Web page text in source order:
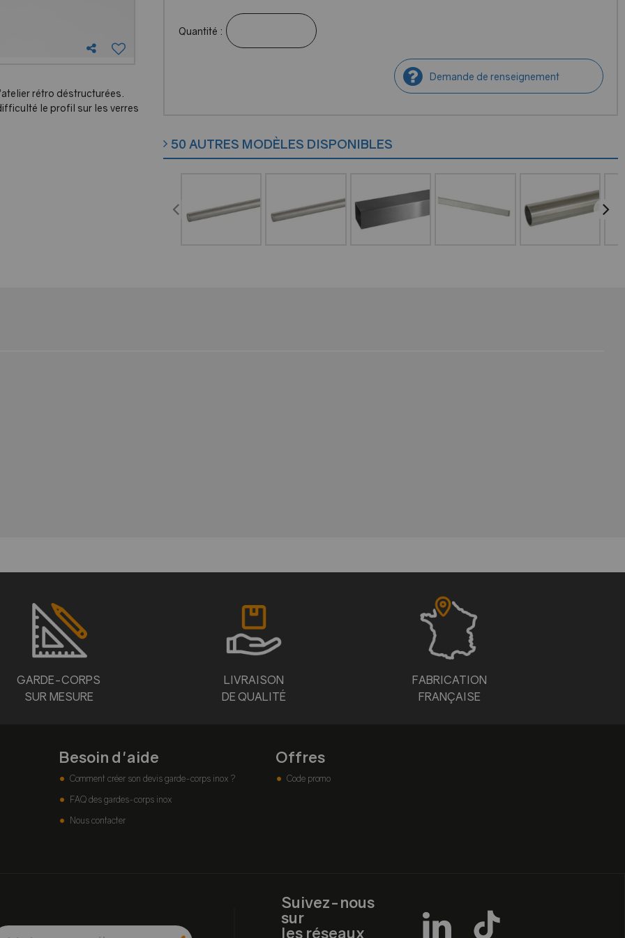
Quantité :
Demande de renseignement
50 AUTRES MODÈLES DISPONIBLES
rétro déstructurées.
le profil sur les verres
GARDE-CORPS
SUR MESURE
LIVRAISON
DE QUALITÉ
FABRICATION
FRANÇAISE
Besoin d'aide
Comment créer son devis garde-corps inox ?
FAQ des gardes-corps inox
Nous contacter
Offres
Code promo
Suivez-nous
sur
les réseaux